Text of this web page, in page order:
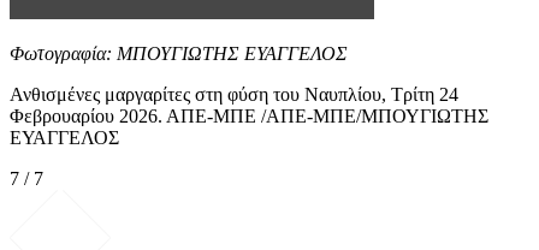
Φωτογραφία: ΜΠΟΥΓΙΩΤΗΣ ΕΥΑΓΓΕΛΟΣ
Ανθισμένες μαργαρίτες στη φύση του Ναυπλίου, Τρίτη 24
Φεβρουαρίου 2026. ΑΠΕ-ΜΠΕ /ΑΠΕ-ΜΠΕ/ΜΠΟΥΓΙΩΤΗΣ
ΕΥΑΓΓΕΛΟΣ
7 / 7